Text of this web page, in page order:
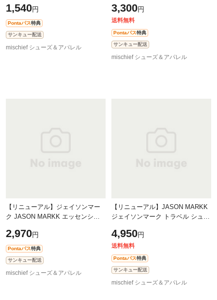
トタイプ］ [JM1004-JP SS22]
Premium Cle
1,540円
Pontaパス特典
サンキュー配送
mischief シューズ＆アパレル
帽子ケア2点セット 泡タイプクリー
ナー
3,300円
送料無料
Pontaパス特典
サンキュー配送
mischief シューズ＆アパレル
【リニューアル】ジェイソンマー
ク JASON MARKK エッセンシャ
ューズケア用品セット 靴磨き スニ
ーカ
2,970円
Pontaパス特典
サンキュー配送
mischief シューズ＆アパレル
【リニューアル】JASON MARKK
ジェイソンマーク トラベル シュー
TRAVEL SHOE CLEANING KIT ス
ニーカー 靴
4,950円
送料無料
Pontaパス特典
サンキュー配送
mischief シューズ＆アパレル